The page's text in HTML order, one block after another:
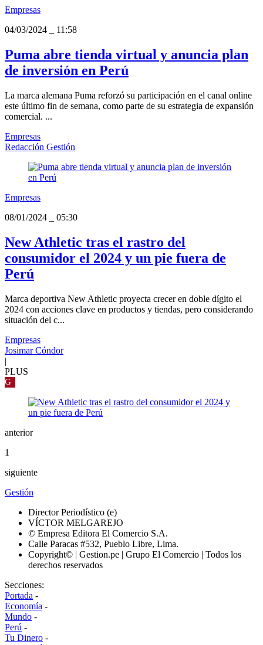
Empresas
04/03/2024
11:58
Puma abre tienda virtual y anuncia plan
de inversión en Perú
La marca alemana Puma reforzó su participación en el canal online
este último fin de semana, como parte de su estrategia de expansión
comercial. ...
Empresas
Redacción Gestión
Empresas
08/01/2024
05:30
New Athletic tras el rastro del
consumidor el 2024 y un pie fuera de
Perú
Marca deportiva New Athletic proyecta crecer en doble dígito el
2024 con acciones clave en productos y tiendas, pero considerando
situación del c...
Empresas
Josimar Cóndor
|
PLUS
G
anterior
1
siguiente
Gestión
Director Periodístico (e)
VÍCTOR MELGAREJO
© Empresa Editora El Comercio S.A.
Calle Paracas #532, Pueblo Libre, Lima.
Copyright© | Gestion.pe | Grupo El Comercio | Todos los
derechos reservados
Secciones:
Portada -
Economía -
Mundo -
Perú -
Tu Dinero -